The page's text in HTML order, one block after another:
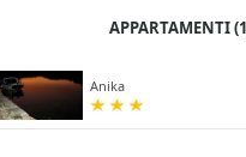
APPARTAMENTI
Anika